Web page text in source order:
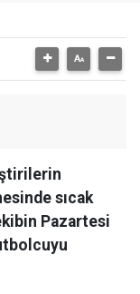
sıcak
Pazartesi